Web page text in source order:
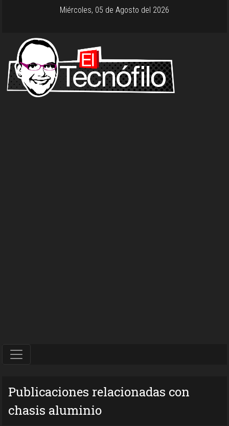
Miércoles, 05 de Agosto del 2026
Publicaciones relacionadas con
chasis aluminio